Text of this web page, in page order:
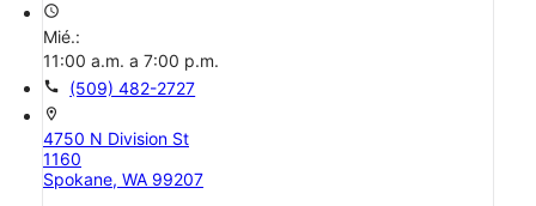
access_time
Mié.:
11:00 a.m. a 7:00 p.m.
call (509) 482-2727
location_on
4750 N Division St
1160
Spokane, WA 99207